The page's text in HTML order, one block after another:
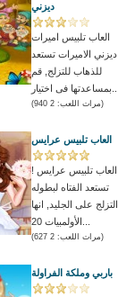
ديزني
العاب تلبيس اميرات
ديزني الاميرات تستعد
للذهاب للتزلج, قم
(مرات اللعب: 2 940)
العاب تلبيس عرايس
العاب تلبيس عرايس !
تستعد الفتاه لبطوله
التزلج على الجليد, انها
(مرات اللعب: 2 627)
باربي وملكة الفراولة